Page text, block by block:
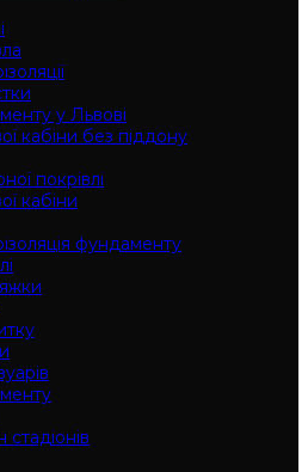
у Львові
кабіни без піддону
покрівлі
кабіни
фундаменту
стадіонів